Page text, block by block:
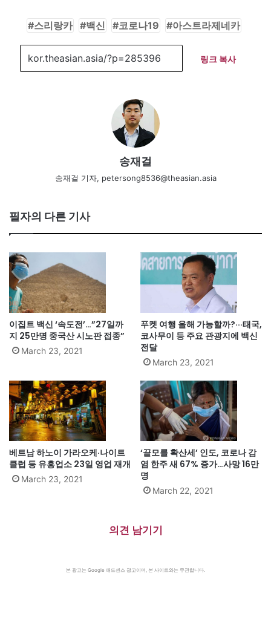
스리랑카 백신 코로나19 아스트라제네카
링크 복사
송재걸
송재걸 기자, petersong8536@theasian.asia
필자의 다른 기사
이집트 백신 ‘속도전’…”27일까
지 25만명 중국산 시노판 접종”
March 23, 2021
푸켓 여행 올해 가능할까?···태국,
코사무이 등 주요 관광지에 백신
전달
March 23, 2021
베트남 하노이 가라오케·나이트
클럽 등 유흥업소 23일 영업 재개
March 23, 2021
‘끝모를 확산세’ 인도, 코로나 감
염 한주 새 67% 증가…사망 16만
명
March 22, 2021
의견 남기기
본 광고는 Google 애드센스 광고이며, 본 사이트와는 무관합니다.